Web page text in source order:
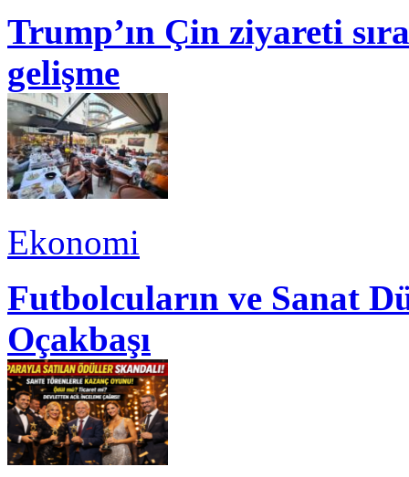
Trump’ın Çin ziyareti
gelişme
Ekonomi
Futbolcuların ve Sanat
Oçakbaşı